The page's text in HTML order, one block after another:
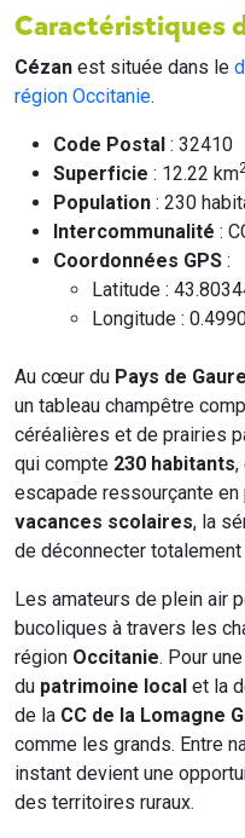
Caractéristiques
Cézan est située dans le
région Occitanie.
Code Postal : 32410
Superficie : 12.22 km2
Population : 230
Intercommunalité :
Coordonnées GPS :
Latitude :
Longitude :
Au cœur du Pays de Gaure
un tableau champêtre
céréalières et de prairies
qui compte 230 habitants,
escapade ressourçante en
vacances scolaires, la
de déconnecter totalement
Les amateurs de plein air
bucoliques à travers les
région Occitanie. Pour une
du patrimoine local et la
de la CC de la Lomagne
comme les grands. Entre
instant devient une
des territoires ruraux.